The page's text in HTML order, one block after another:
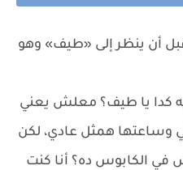
أن ينظر إلى «طيف» وهو
كدا يا طيف؟ معلش يعني
وساعتها همثل عادي، لكن
في الكابوس ده؟ أنا كنت